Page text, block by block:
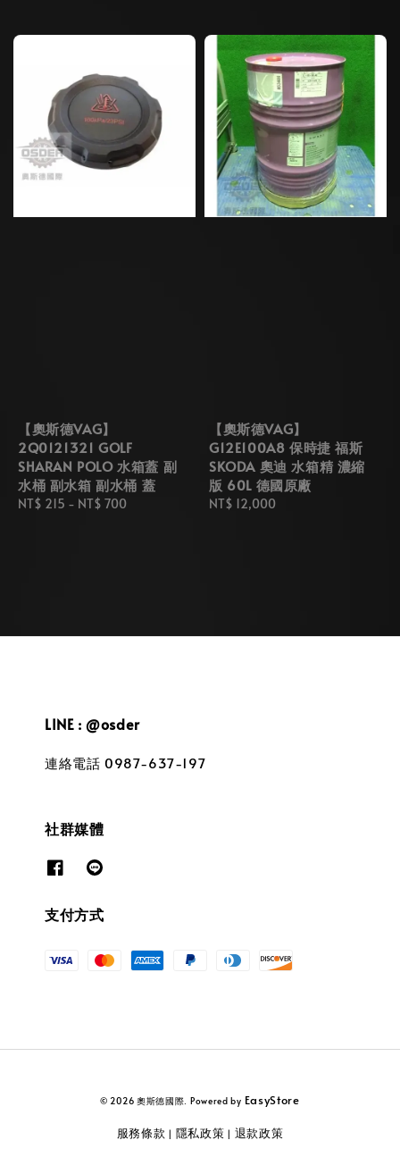
【奧斯德VAG】
2Q0121321 GOLF
SHARAN POLO 水箱蓋 副
水桶 副水箱 副水桶 蓋
Regular
NT$ 215 - NT$ 700
【奧斯德VAG】
G12E100A8 保時捷 福斯
SKODA 奧迪 水箱精 濃縮
版 60L 德國原廠
Regular
NT$ 12,000
LINE : @osder
連絡電話 0987-637-197
社群媒體
支付方式
© 2026 奧斯德國際. Powered by EasyStore
服務條款 | 隱私政策 | 退款政策